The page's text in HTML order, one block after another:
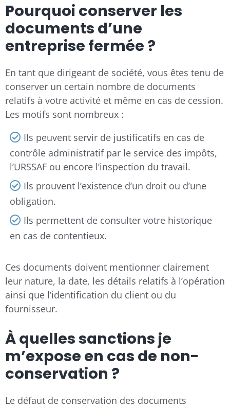
Pourquoi conserver les
documents d’une
entreprise fermée ?
En tant que dirigeant de société, vous êtes tenu de
conserver un certain nombre de documents
relatifs à votre activité et même en cas de cession.
Les motifs sont nombreux :
Ils peuvent servir de justificatifs en cas de
contrôle administratif par le service des impôts,
l’URSSAF ou encore l’inspection du travail.
Ils prouvent l’existence d’un droit ou d’une
obligation.
Ils permettent de consulter votre historique
en cas de contentieux.
Ces documents doivent mentionner clairement
leur nature, la date, les détails relatifs à l’opération
ainsi que l’identification du client ou du
fournisseur.
À quelles sanctions je
m’expose en cas de non-
conservation ?
Le défaut de conservation des documents